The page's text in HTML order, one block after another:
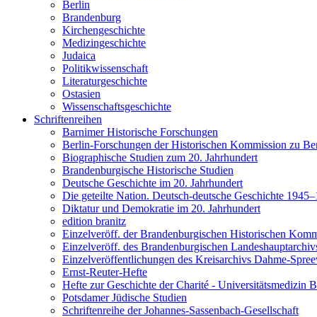
Berlin
Brandenburg
Kirchengeschichte
Medizingeschichte
Judaica
Politikwissenschaft
Literaturgeschichte
Ostasien
Wissenschaftsgeschichte
Schriftenreihen
Barnimer Historische Forschungen
Berlin-Forschungen der Historischen Kommission zu
Biographische Studien zum 20. Jahrhundert
Brandenburgische Historische Studien
Deutsche Geschichte im 20. Jahrhundert
Die geteilte Nation. Deutsch-deutsche Geschichte
Diktatur und Demokratie im 20. Jahrhundert
edition branitz
Einzelveröff. der Brandenburgischen Historischen
Einzelveröff. des Brandenburgischen
Einzelveröffentlichungen des Kreisarchivs Dahme-
Ernst-Reuter-Hefte
Hefte zur Geschichte der Charité - Universitätsmedizin
Potsdamer Jüdische Studien
Schriftenreihe der Johannes-Sassenbach-Gesellschaft